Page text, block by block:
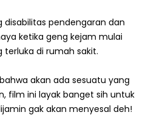
disabilitas pendengaran dan
ketika geng kejam mulai
di rumah sakit.
akan ada sesuatu yang
film ini layak banget sih untuk
gak akan menyesal deh!